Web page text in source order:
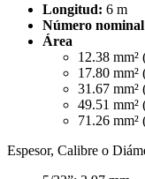
Longitud: 6 m
Número
Área
12.38 mm²
17.80 mm²
31.67 mm²
49.51 mm²
71.26 mm²
Espesor, Calibre o